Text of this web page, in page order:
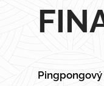
Pingpongový